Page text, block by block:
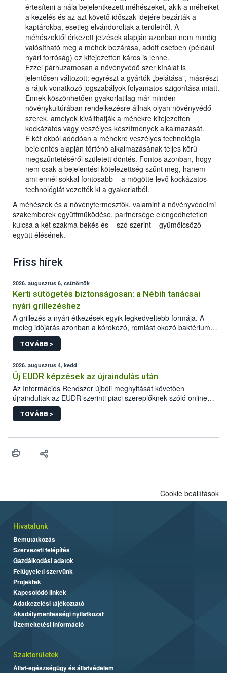
értesíteni a nála bejelentkezett méhészeket, akik a méheiket
a kezelés és az azt követő időszak idejére bezárták a
kaptárokba, esetleg elvándoroltak a területről. A
méhészektől érkezett jelzések alapján azonban nem mindig
valósítható meg a méhek bezárása, adott esetben (például
nyári forróság) ez kifejezetten káros is lenne.
Ezzel párhuzamosan a növényvédő szer kínálat is
jelentősen változott: egyrészt a gyártók „belátása”, másrészt
a rájuk vonatkozó jogszabályok folyamatos szigorítása miatt.
Ennek köszönhetően gyakorlatilag már minden
növénykultúrában rendelkezésre állnak olyan növényvédő
szerek, amelyek kiválthatják a méhekre kifejezetten
kockázatos vagy veszélyes készítmények alkalmazását.
E két okból adódóan a méhekre veszélyes technológia
bejelentés alapján történő alkalmazásának teljes körű
megszűntetéséről született döntés. Fontos azonban, hogy
nem csak a bejelentési kötelezettség szűnt meg, hanem –
ami ennél sokkal fontosabb – a mögötte levő kockázatos
technológiát vezették ki a gyakorlatból.
A méhészek és a növénytermesztők, valamint a növényvédelmi
szakemberek együttműködése, partnersége elengedhetetlen
kulcsa a két szakma békés és – szó szerint – gyümölcsöző
együtt élésének.
Friss hírek
2026. augusztus 6, csütörtök
Kerti sütögetés biztonságosan: a Nébih tanácsai
nyári grillezéshez
A grillezés a nyári étkezések egyik legkedveltebb formája. A
meleg időjárás azonban a kórokozó, romlást okozó baktériumok
gyorsabb szaporodásának is kedvez. A szabadtéri sütögetés
ezért nem csupán a megfelelő sütési technikáról szól: legalább
higiéniai szabályok betartása, a megfelelő hőkezelés, valamint a
maradékok szakszerű tárolása. A Nemzeti Élelmiszerlánc-
biztonsági Hivatal (Nébih) Oktatási Programja összegyűjtötte a
biztonságos grillezés legfontosabb tudnivalóit.
TOVÁBB >
2026. augusztus 4, kedd
Új EUDR képzések az újraindulás után
Az Információs Rendszer újbóli megnyitását követően
újraindultak az EUDR szerinti piaci szereplőknek szóló online
képzések.
TOVÁBB >
Cookie beállítások
Hivatalunk
Bemutatkozás
Szervezeti felépítés
Gazdálkodási adatok
Felügyeleti szervünk
Projektek
Kapcsolódó linkek
Adatkezelési tájékoztató
Akadálymentességi nyilatkozat
Üzemeltetési információ
Szakterületek
Állat-egészségügy és állatvédelem